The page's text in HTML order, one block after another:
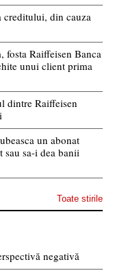
creditului, din cauza
fosta Raiffeisen Banca
unui client prima
dintre Raiffeisen
un abonat
sau sa-i dea banii
Toate stirile
negativă